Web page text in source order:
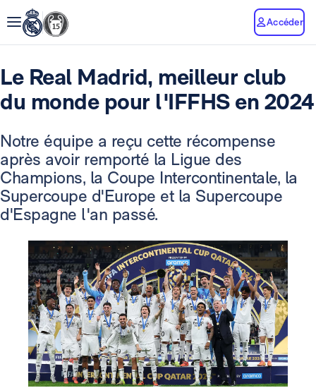
Accéder
Le Real Madrid, meilleur club
du monde pour l'IFFHS en 2024
Notre équipe a reçu cette récompense
après avoir remporté la Ligue des
Champions, la Coupe Intercontinentale, la
Supercoupe d'Europe et la Supercoupe
d'Espagne l'an passé.